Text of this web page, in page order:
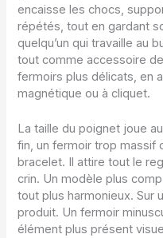
encaisse les chocs,
répétés, tout en gardant
quelqu’un qui travaille au
tout comme accessoire
fermoirs plus délicats, en
magnétique ou à cliquet.
La taille du poignet joue
fin, un fermoir trop massif
bracelet. Il attire tout le
crin. Un modèle plus
tout plus harmonieux. Sur
produit. Un fermoir
élément plus présent